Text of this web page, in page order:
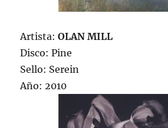
Artista:OLAN MILL
Disco: Pine
Sello: Serein
Año: 2010